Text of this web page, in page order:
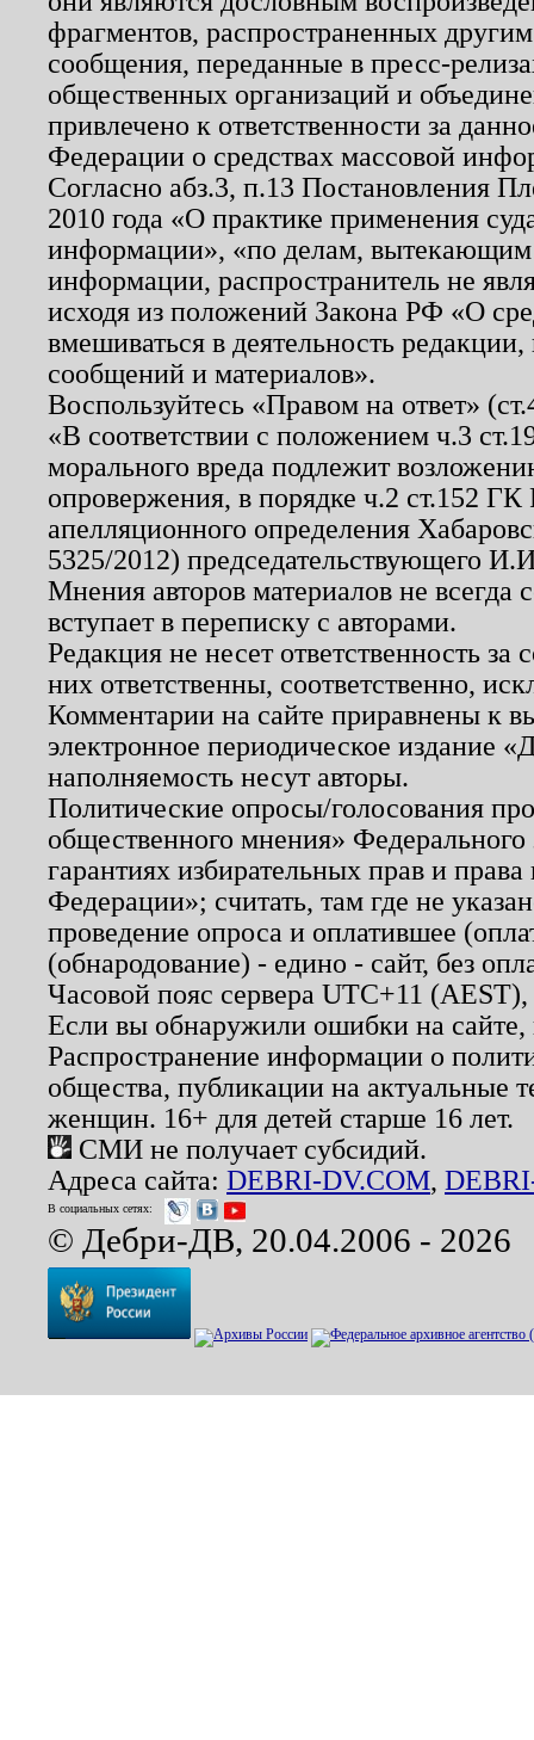
фрагментов, распространенных
сообщения, переданные в пресс-
общественных организаций и
привлечено к ответственности за
Федерации о средствах массовой
Согласно абз.3, п.13 Постановления
2010 года «О практике применения
информации», «по делам, вытекающим
информации, распространитель не
исходя из положений Закона РФ «О
вмешиваться в деятельность
сообщений и материалов».
Воспользуйтесь «Правом на ответ»
«В соответствии с положением ч.3
морального вреда подлежит
опровержения, в порядке ч.2 ст.152
апелляционного определения
5325/2012) председательствующего
Мнения авторов материалов не
вступает в переписку с авторами.
Редакция не несет ответственность
них ответственны, соответственно,
Комментарии на сайте приравнены к
электронное периодическое издание
наполняемость несут авторы.
Политические опросы/голосования
общественного мнения»
гарантиях избирательных прав и
Федерации»; считать, там где не
проведение опроса и оплатившее
(обнародование) - едино - сайт, без
Часовой пояс сервера UTC+11
Если вы обнаружили ошибки на
Распространение информации о
общества, публикации на актуальные
женщин. 16+ для детей старше 16 лет.
СМИ не получает субсидий.
Адреса сайта: DEBRI-DV.COM,
В социальных сетях:
© Дебри-ДВ, 20.04.2006 - 2026